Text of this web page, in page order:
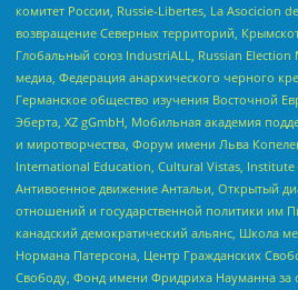
комитет России, Russie-Libertes, La Asocicion
возвращение Северных территорий,
Глобальный союз IndustriALL, Russian
медиа, Федерация анархического черного
Германское общество изучения Восточной
Эберта, XZ gGmbH, Мобильная академия
и миротворчества, Форум имени Льва
International Education, Cultural Vistas,
Антивоенное движение Антальи, Открытый
отношений и государственной политики им
канадский демократический альянс, Школа
Нормана Патерсона, Центр Гражданских
Свободу, Фонд имени Фридриха Науманна за